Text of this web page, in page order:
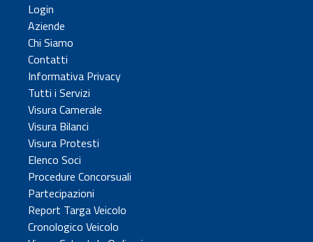
Login
Aziende
Chi Siamo
Contatti
Informativa Privacy
Tutti i Servizi
Visura Camerale
Visura Bilanci
Visura Protesti
Elenco Soci
Procedure Concorsuali
Partecipazioni
Report Targa Veicolo
Cronologico Veicolo